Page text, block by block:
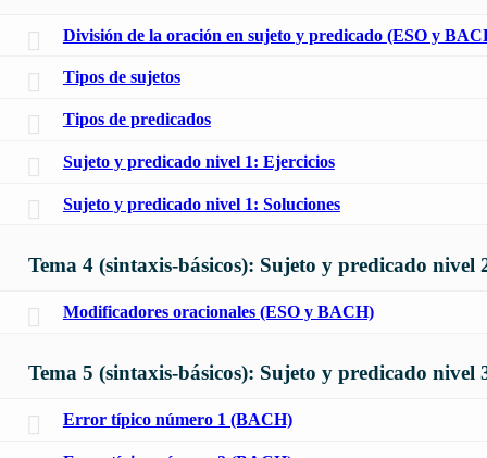
División de la oración en sujeto y predicado (ESO y
Tipos de sujetos
Tipos de predicados
Sujeto y predicado nivel 1: Ejercicios
Sujeto y predicado nivel 1: Soluciones
Tema 4 (sintaxis-básicos): Sujeto y predicado nivel
Modificadores oracionales (ESO y BACH)
Tema 5 (sintaxis-básicos): Sujeto y predicado nivel
Error típico número 1 (BACH)